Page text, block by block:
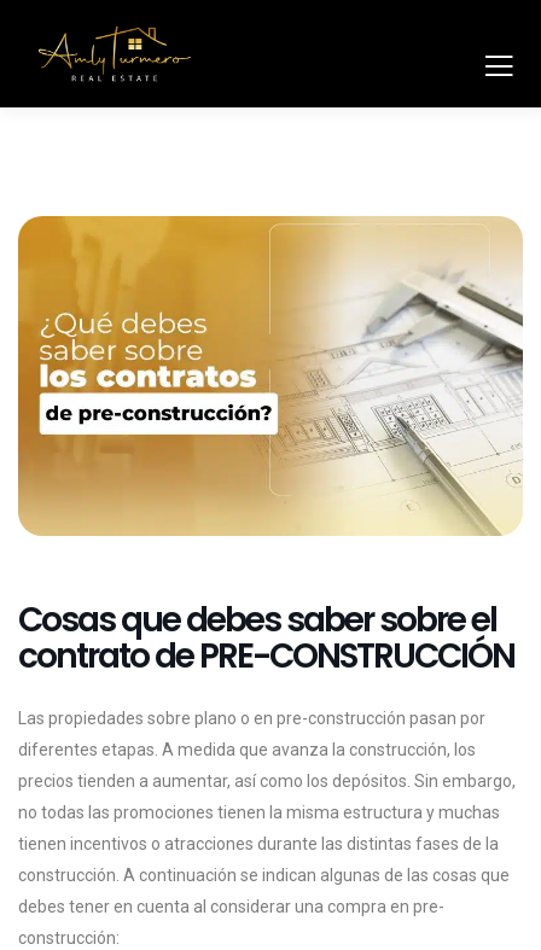
Cosas que debes saber sobre el
contrato de PRE-CONSTRUCCIÓN
Las propiedades sobre plano o en pre-construcción pasan por
diferentes etapas. A medida que avanza la construcción, los
precios tienden a aumentar, así como los depósitos. Sin embargo,
no todas las promociones tienen la misma estructura y muchas
tienen incentivos o atracciones durante las distintas fases de la
construcción. A continuación se indican algunas de las cosas que
debes tener en cuenta al considerar una compra en pre-
construcción: